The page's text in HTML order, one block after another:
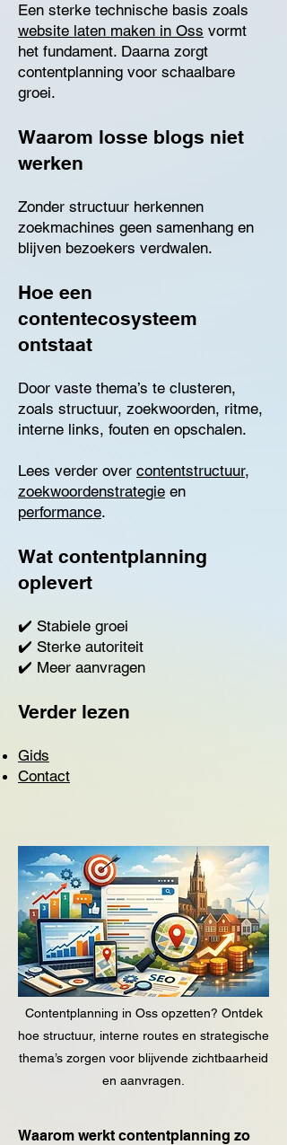
Een sterke technische basis zoals
website laten maken in Oss vormt
het fundament. Daarna zorgt
contentplanning voor schaalbare
groei.
Waarom losse blogs niet
werken
Zonder structuur herkennen
zoekmachines geen samenhang en
blijven bezoekers verdwalen.
Hoe een
contentecosysteem
ontstaat
Door vaste thema’s te clusteren,
zoals structuur, zoekwoorden, ritme,
interne links, fouten en opschalen.
Lees verder over contentstructuur,
zoekwoordenstrategie en
performance.
Wat contentplanning
oplevert
✔️ Stabiele groei
✔️ Sterke autoriteit
✔️ Meer aanvragen
Verder lezen
Gids
Contact
Contentplanning in Oss opzetten? Ontdek
hoe structuur, interne routes en strategische
thema’s zorgen voor blijvende zichtbaarheid
en aanvragen.
Waarom werkt contentplanning zo